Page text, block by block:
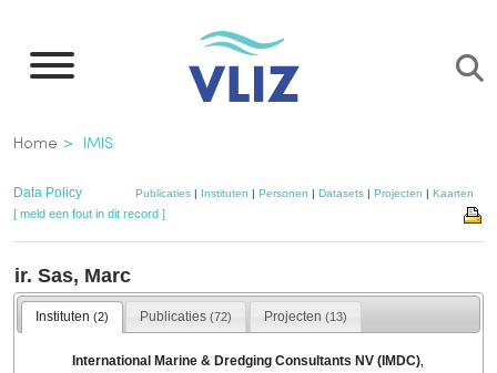
naar
inhoud
gaan
Kruimelpad
Home IMIS
Data Policy Publicaties| Instituten | Personen | Datasets| Projecten | Kaarten
[ meld een fout in dit record ]
ir. Sas, Marc
Instituten (2) Publicaties(72) Projecten (13)
International Marine & Dredging Consultants NV (IMDC)